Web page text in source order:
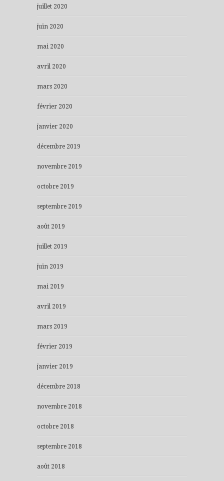
juillet 2020
juin 2020
mai 2020
avril 2020
mars 2020
février 2020
janvier 2020
décembre 2019
novembre 2019
octobre 2019
septembre 2019
août 2019
juillet 2019
juin 2019
mai 2019
avril 2019
mars 2019
février 2019
janvier 2019
décembre 2018
novembre 2018
octobre 2018
septembre 2018
août 2018